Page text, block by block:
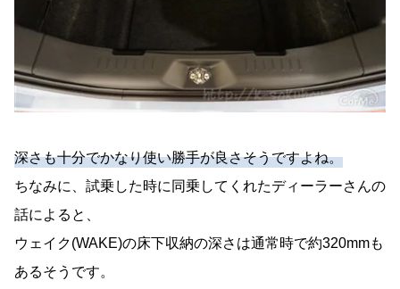
深さも十分でかなり使い勝手が良さそうですよね。
ちなみに、試乗した時に同乗してくれたディーラーさんの
話によると、
ウェイク(WAKE)の床下収納の深さは通常時で約320mmも
あるそうです。